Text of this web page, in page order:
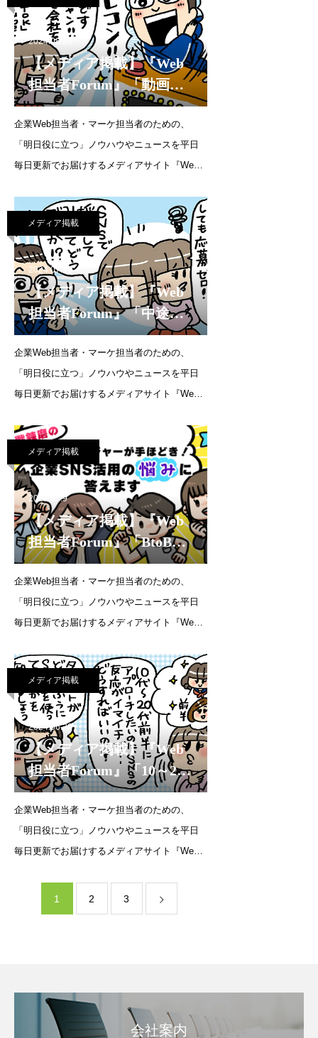
集客を増や
2024.08.20
【メディア掲載】『Web
担当者Forum』「動画で
会社の宣伝をしたいで
す。これから始めるには
TikTokとYouTubeショー
トのどちらが良いです
企業Web担当者・マーケ担当者のための、
「明日役に立つ」ノウハウやニュースを平日
毎日更新でお届けするメディアサイト『Web
れました。連載企画：SNS運用の質問教室動
画で会社の宣伝をしたいです。これから始め
るにはTikTokと
メディア掲載
2024.07.19
【メディア掲載】『Web
担当者Forum』「中途採
用をしたいのですが、思
うようにいきません。
SNSで採用はできます
か？」（2024年7月19日）
企業Web担当者・マーケ担当者のための、
「明日役に立つ」ノウハウやニュースを平日
毎日更新でお届けするメディアサイト『Web
れました。連載企画：SNS運用の質問教室中
途採用をしたいのですが、思うようにいきま
せん。SNSで採用は
メディア掲載
2024.07.9
【メディア掲載】『Web
担当者Forum』「BtoBビ
ジネスをしている方には
「Facebook広告を活用し
たアプローチ」が有
効！」（2024年7月9日）
企業Web担当者・マーケ担当者のための、
「明日役に立つ」ノウハウやニュースを平日
毎日更新でお届けするメディアサイト『Web
担当者Forum』ではSNSマネージャー養成講
座の講師陣「チーフSNSマネージャー」のメ
ンバーが、それぞれの
メディア掲載
2024.06.20
【メディア掲載】『Web
担当者Forum』「10～20
代前半にアプローチした
いのに、SNSでの反応が
イマイチ。どうすればい
いですか？」（2024年6月
企業Web担当者・マーケ担当者のための、
「明日役に立つ」ノウハウやニュースを平日
毎日更新でお届けするメディアサイト『Web
～20代前半にアプローチしたいのに、SNSで
1 2 3
会社案内